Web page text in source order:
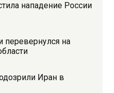
нападение России
перевернулся на
Иран в